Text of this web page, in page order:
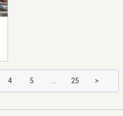
4 5 ... 25 >